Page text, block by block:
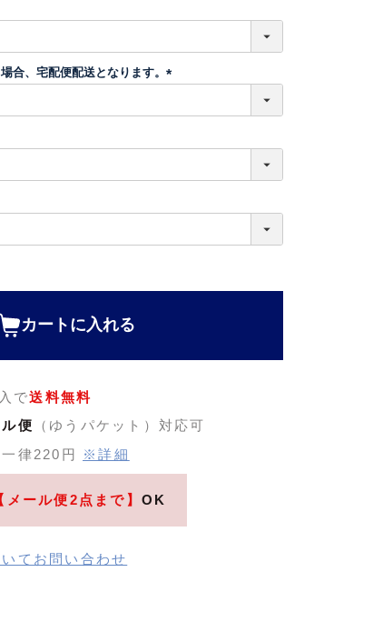
合、宅配便配送となります。
)
カートに入れる
で送料無料
便
（ゆうパケット）対応可
律220円
※詳細
メール便2点まで】 OK
てお問い合わせ